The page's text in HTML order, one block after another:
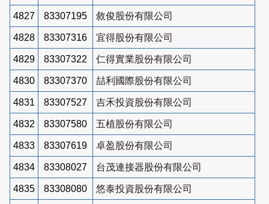
4827 83307195 敘俊股份有限公司
4828 83307316 宜得股份有限公司
4829 83307322 仁得實業股份有限公司
4830 83307370 喆利國際股份有限公司
4831 83307527 吉禾投資股份有限公司
4832 83307580 五植股份有限公司
4833 83307619 卓盈股份有限公司
4834 83308027 台茂連接器股份有限公司
4835 83308080 悠泰投資股份有限公司